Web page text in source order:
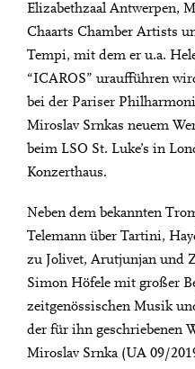
Elizabethzaal Antwerpen,
Chaarts Chamber Artists
Tempi, mit dem er u.a.
“ICAROS” uraufführen
bei der Pariser
Miroslav Srnkas neuem
beim LSO St. Luke’s in
Konzerthaus.
Neben dem bekannten
Telemann über Tartini,
zu Jolivet, Arutjunjan und
Simon Höfele mit großer
zeitgenössischen Musik
der für ihn geschriebenen
Miroslav Srnka (UA 09/